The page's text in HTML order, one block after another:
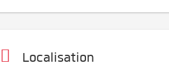
Localisation